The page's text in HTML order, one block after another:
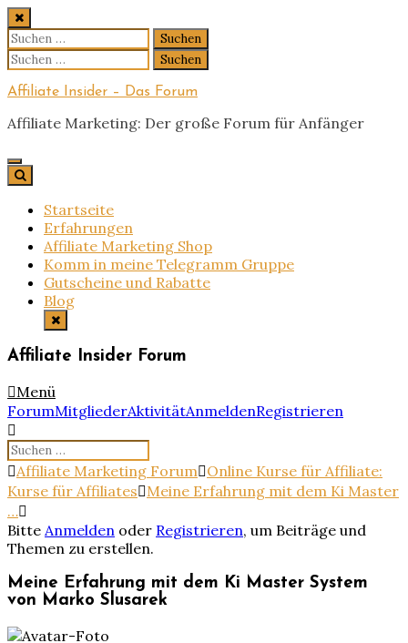
Skip
to
content
Suchen
nach:
Suchen
nach:
Affiliate Insider – Das Forum
Affiliate Marketing: Der große Forum für Anfänger
Startseite
Erfahrungen
Affiliate Marketing Shop
Komm in meine Telegramm Gruppe
Gutscheine und Rabatte
Blog
Affiliate Insider Forum
Menü
Forum-
Navigation
ForumMitgliederAktivitätAnmeldenRegistrieren
Forum-
Breadcrumbs
Du
bist
Affiliate Marketing Forum Online Kurse für Affiliate:
Kurse für Affiliates Meine Erfahrung mit dem Ki Master
…
Bitte Anmelden oder Registrieren, um Beiträge und
Themen zu erstellen.
Meine Erfahrung mit dem Ki Master System
von Marko Slusarek